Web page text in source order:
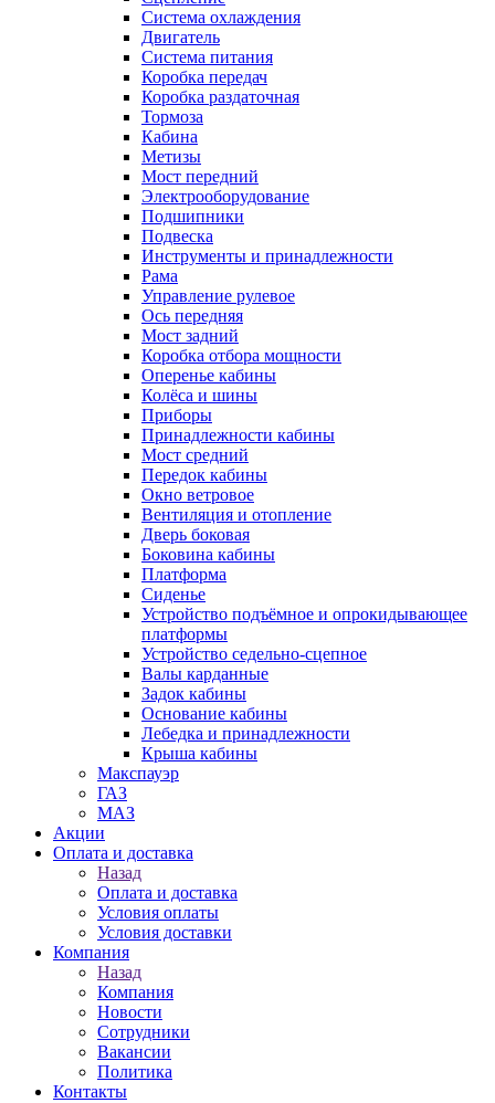
Система охлаждения
Двигатель
Система питания
Коробка передач
Коробка раздаточная
Тормоза
Кабина
Метизы
Мост передний
Электрооборудование
Подшипники
Подвеска
Инструменты и принадлежности
Рама
Управление рулевое
Ось передняя
Мост задний
Коробка отбора мощности
Оперенье кабины
Колёса и шины
Приборы
Принадлежности кабины
Мост средний
Передок кабины
Окно ветровое
Вентиляция и отопление
Дверь боковая
Боковина кабины
Платформа
Сиденье
Устройство подъёмное и опрокидывающее
платформы
Устройство седельно-сцепное
Валы карданные
Задок кабины
Основание кабины
Лебедка и принадлежности
Крыша кабины
Макспауэр
ГАЗ
МАЗ
Акции
Оплата и доставка
Назад
Оплата и доставка
Условия оплаты
Условия доставки
Компания
Назад
Компания
Новости
Сотрудники
Вакансии
Политика
Контакты